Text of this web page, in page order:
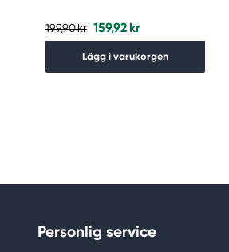
199,90 kr 159,92 kr
Lägg i varukorgen
Personlig service